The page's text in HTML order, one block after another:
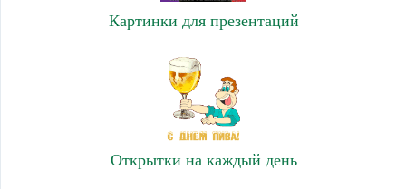
Картинки для презентаций
Открытки на каждый день